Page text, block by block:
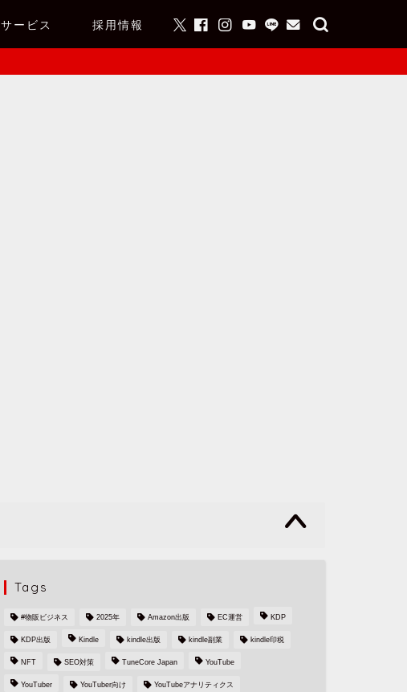
サービス 採用情報
Tags
#物販ビジネス 2025年 Amazon出版 EC運営 KDP
KDP出版 Kindle kindle出版 kindle副業 kindle印税
NFT SEO対策 TuneCore Japan YouTube
YouTuber YouTuber向け YouTubeアナリティクス